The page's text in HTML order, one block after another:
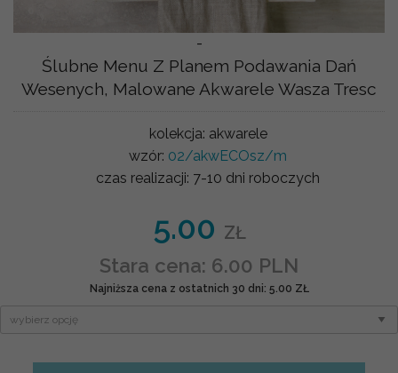
-
Ślubne Menu Z Planem Podawania Dań
Wesenych, Malowane Akwarele Wasza Tresc
kolekcja: akwarele
wzór: 02/akwECOsz/m
czas realizacji: 7-10 dni roboczych
5.00 ZŁ
Stara cena: 6.00 PLN
Najniższa cena z ostatnich 30 dni: 5.00 ZŁ